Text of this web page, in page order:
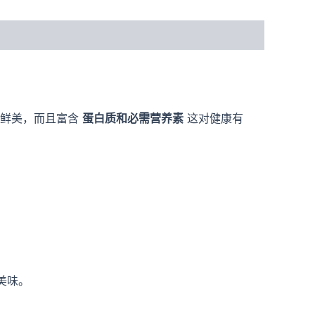
美，而且富含 蛋白质和必需营养素 这对健康有
。